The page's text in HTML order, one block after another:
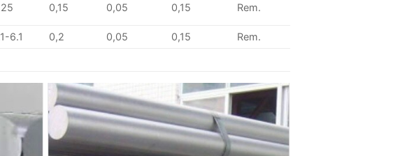
0,15 0,05 0,15 Rem.
6.1 0,2 0,05 0,15
Rem.